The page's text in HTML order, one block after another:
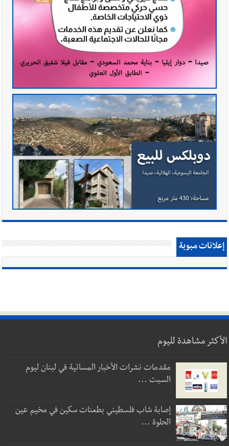
إعلانات مبوبة
الأكثر مشاهدة لليوم
مقدمات نشرات الأخبار المسائية في لبنان ليوم
السبت ...
إصابة شاب فلسطيني بطعنات سكين في مخيم عين
الحلوة ...